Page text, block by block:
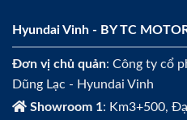
Hyundai Vinh - BY TC
Đơn vị chủ quản: Công ty cổ
Dũng Lạc - Hyundai Vinh
Showroom 1: Km3+500,